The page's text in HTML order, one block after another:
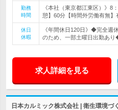
勤務
時間
《本社（東京都江東区）》8
憩】60分【時間外労働有無】
休日
休暇
《年間休日120日》◆完全週
のため、一部土曜日出勤あ
求人詳細を見る
日本カルミック株式会社 | 衛生環境